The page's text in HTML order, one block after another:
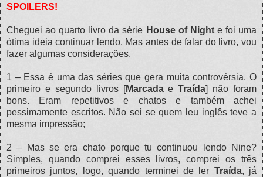
SPOILERS!
Cheguei ao quarto livro da série House of Nighte foi uma
ótima ideia continuar lendo. Mas antes de falar do livro, vou
fazer algumas considerações.
1 – Essa é uma das séries que gera muita controvérsia. O
primeiro e segundo livros [
MarcadaeTraída ] não foram
bons. Eram repetitivos e chatos e também achei
pessimamente escritos. Não sei se quem leu inglês teve a
mesma impressão;
2 – Mas se era chato porque tu continuou lendo Nine?
Simples, quando comprei esses livros, comprei os três
primeiros juntos, logo, quando terminei de ler Traída, já